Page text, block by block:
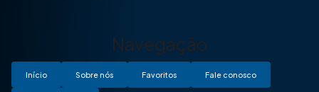
Navegação
Início Sobre nós Favoritos Fale conosco